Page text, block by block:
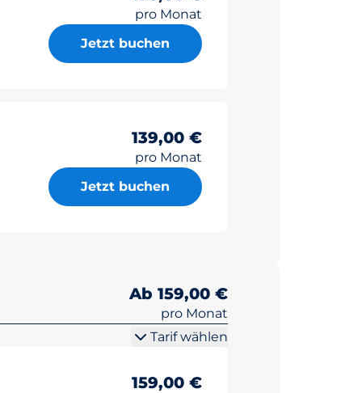
pro Monat
Jetzt buchen
139,00 €
pro Monat
Jetzt buchen
Ab 159,00 €
pro Monat
Tarif wählen
159,00 €